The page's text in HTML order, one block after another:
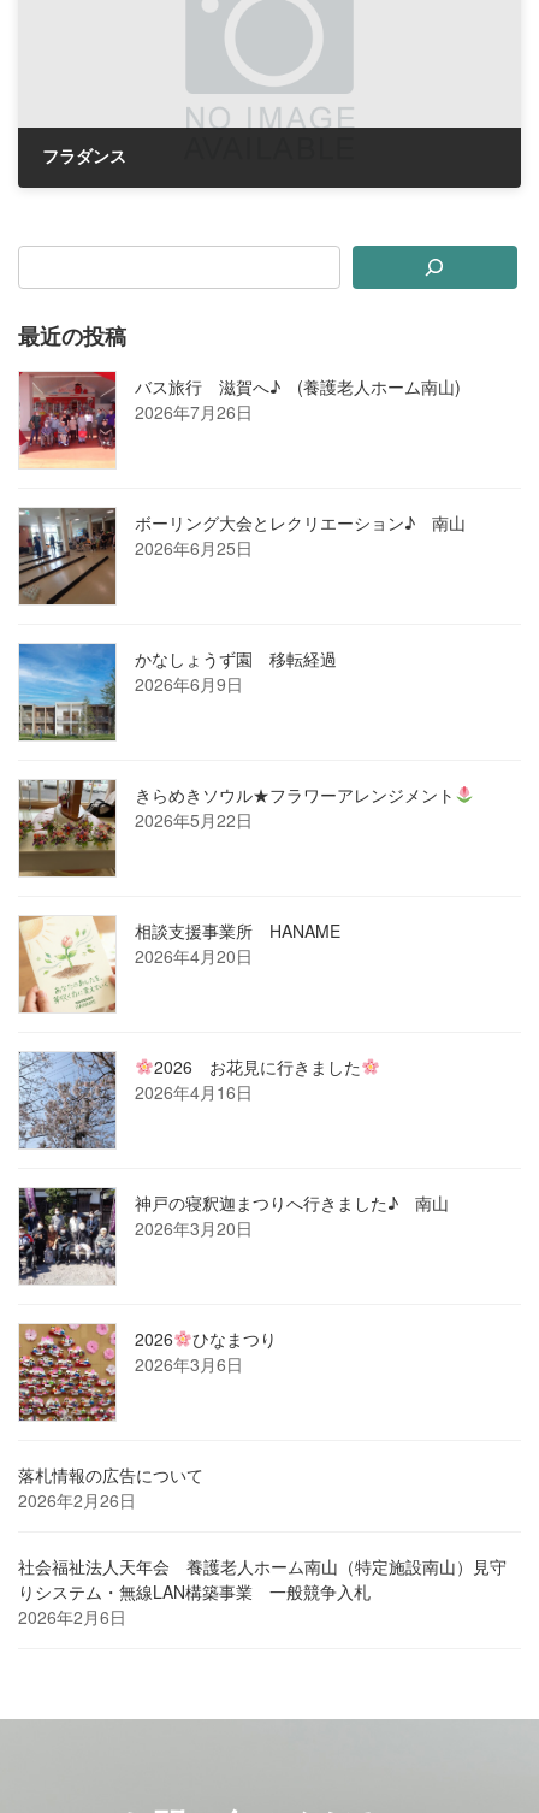
フラダンス
最近の投稿
バス旅行 滋賀へ♪ (養護老人ホーム南山)
2026年7月26日
ボーリング大会とレクリエーション♪ 南山
2026年6月25日
かなしょうず園 移転経過
2026年6月9日
きらめきソウル★フラワーアレンジメント
2026年5月22日
相談支援事業所 HANAME
2026年4月20日
2026 お花見に行きました
2026年4月16日
神戸の寝釈迦まつりへ行きました♪ 南山
2026年3月20日
2026
ひなまつり
2026年3月6日
落札情報の広告について
2026年2月26日
社会福祉法人天年会 養護老人ホーム南山（特定施設南山）見守
りシステム・無線LAN構築事業 一般競争入札
2026年2月6日